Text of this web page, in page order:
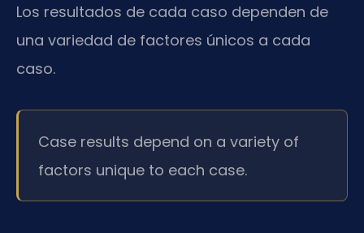
Los resultados de cada caso dependen de
una variedad de factores únicos a cada
caso.
Case results depend on a variety of
factors unique to each case.